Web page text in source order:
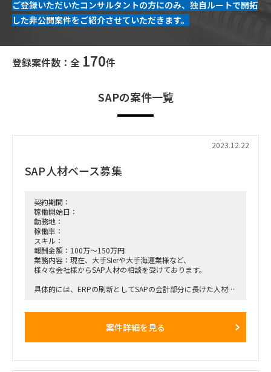
ご登録いただいたコンサルタントの方にのみ、独自ルートで開拓
した非公開案件をご紹介させていただきます。
登録案件数：全 170件
SAPの案件一覧
2023.12.22
SAP人材ベース募集
契約期間：
稼働開始日：
勤務地：
稼働率：
スキル：
報酬金額：100万～150万円
業務内容：現在、大手SIerや大手海運業様など、
様々な会社様からSAP人材の相談を受けております。
具体的には、ERPの刷新としてSAPの会計部分に長けた人材、
案件詳細を見る